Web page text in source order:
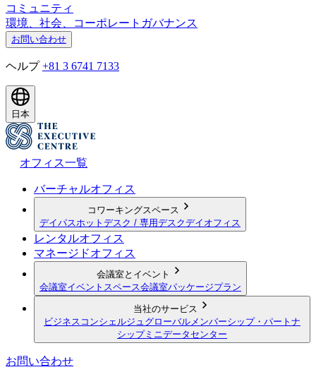
コミュニティ
環境、社会、コーポレートガバナンス
お問い合わせ
ヘルプ +81 3 6741 7133
日本
オフィス一覧
バーチャルオフィス
コワーキングスペース
デイパス ホットデスク / 専用デスクデイオフィス
レンタルオフィス
マネージドオフィス
会議室とイベント
会議室イベントスペース会議室パッケージプラン
当社のサービス
ビジネスコンシェルジュ グローバルメンバーシップ・パートナ
シップミニデータセンター
お問い合わせ